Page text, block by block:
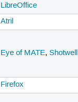
LibreOffice
Atril
Eye of MATE,Shotwell
Firefox